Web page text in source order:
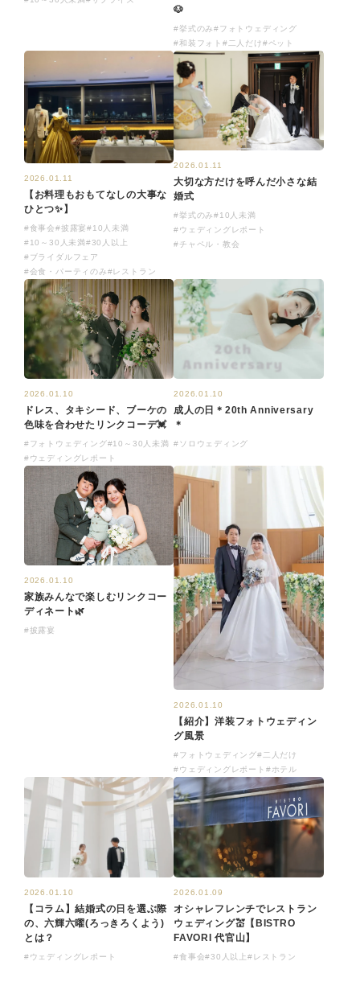
🐶
#挙式のみ#フォトウェディング
#和装フォト #二人だけ#ペット
2026.01.11
【お料理もおもてなしの大事な
ひとつ✨】
#食事会#披露宴#10人未満
#10～30人未満#30人以上
#ブライダルフェア
#会食・パーティのみ#レストラン
2026.01.11
大切な方だけを呼んだ小さな結
婚式
#挙式のみ#10人未満
#ウェディングレポート
#チャペル・教会
2026.01.10
ドレス、タキシード、ブーケの
色味を合わせたリンクコーデ💓
#フォトウェディング#10～30人未満
#ウェディングレポート
2026.01.10
成人の日＊20th Anniversary
＊
#ソロウェディング
2026.01.10
家族みんなで楽しむリンクコー
ディネート🌿
#披露宴
2026.01.10
【紹介】洋装フォトウェディン
グ風景
#フォトウェディング#二人だけ
#ウェディングレポート #ホテル
2026.01.10
【コラム】結婚式の日を選ぶ際
の、六輝六曜(ろっきろくよう)
とは？
#ウェディングレポート
2026.01.09
オシャレフレンチでレストラン
ウェディング💒【BISTRO
FAVORI 代官山】
#食事会#30人以上#レストラン